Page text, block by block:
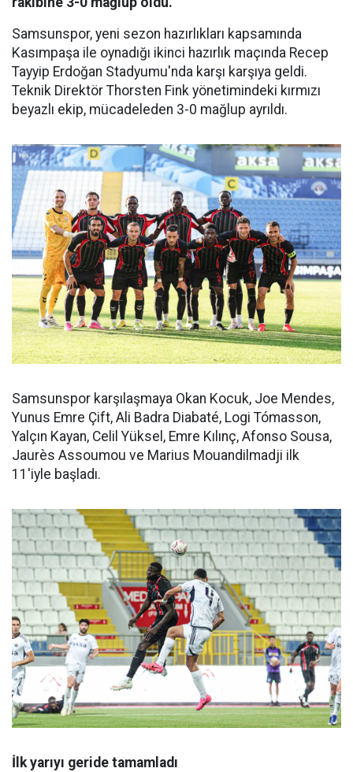
Samsunspor, yeni sezon hazırlıkları kapsamında
Kasımpaşa ile oynadığı ikinci hazırlık maçında Recep
Tayyip Erdoğan Stadyumu'nda karşı karşıya geldi.
Teknik Direktör Thorsten Fink yönetimindeki kırmızı
beyazlı ekip, mücadeleden 3-0 mağlup ayrıldı.
Samsunspor karşılaşmaya Okan Kocuk, Joe Mendes,
Yunus Emre Çift, Ali Badra Diabaté, Logi Tómasson,
Yalçın Kayan, Celil Yüksel, Emre Kılınç, Afonso Sousa,
Jaurès Assoumou ve Marius Mouandilmadji ilk
11'iyle başladı.
İlk yarıyı geride tamamladı